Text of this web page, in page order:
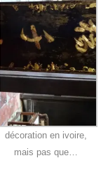
décoration en ivoire,
mais pas que…